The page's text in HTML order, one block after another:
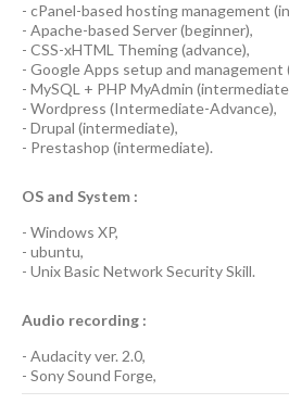
- cPanel-based hosting management (
- Apache-based Server(beginner),
- CSS-xHTML Theming(advance),
- Google Apps setup and management
- MySQL + PHP MyAdmin (intermediate
- Wordpress (Intermediate-Advance),
- Drupal (intermediate),
- Prestashop (intermediate).
OS and System :
- Windows XP,
- ubuntu,
- Unix Basic Network SecuritySkill.
Audio recording :
- Audacity ver. 2.0,
- Sony Sound Forge,